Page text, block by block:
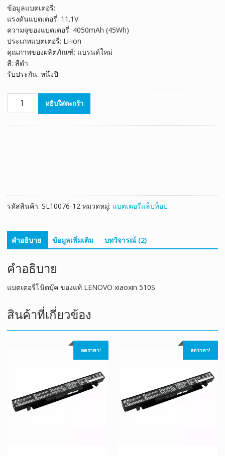
was:
฿1,777.00.฿988.00.
ข้อมูลแบตเตอรี่:
แรงดันแบตเตอรี่: 11.1V
ความจุของแบตเตอรี่: 4050mAh (45Wh)
ประเภทแบตเตอรี่: Li-ion
คุณภาพของผลิตภัณฑ์: แบรนด์ใหม่
สี: สีดำ
รับประกัน: หนึ่งปี
จำนวน
ชิ้น
หยิบใส่ตะกร้า
รหัสสินค้า: SL10076-12 หมวดหมู่: แบตเตอรี่แล็ปท็อป
คำอธิบาย ข้อมูลเพิ่มเติม บทวิจารณ์ (2)
คำอธิบาย
แบตเตอรี่โน๊ตบุ๊ค ของแท้ LENOVO xiaoxin 510S
สินค้าที่เกี่ยวข้อง
ลดราคา! ลดราคา!